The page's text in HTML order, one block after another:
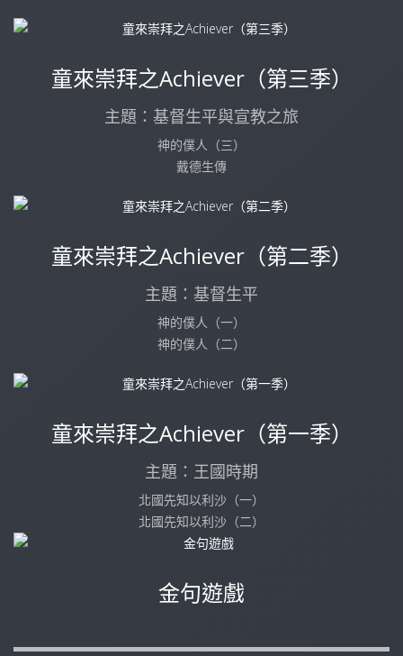
童來崇拜之Achiever（第三季）
主題：基督生平與宣教之旅
神的僕人（三）
戴德生傳
童來崇拜之Achiever（第二季）
主題：基督生平
神的僕人（一）
神的僕人（二）
童來崇拜之Achiever（第一季）
主題：王國時期
北國先知以利沙（一）
北國先知以利沙（二）
金句遊戲